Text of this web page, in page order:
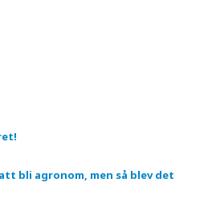
bli agronom, men så blev det